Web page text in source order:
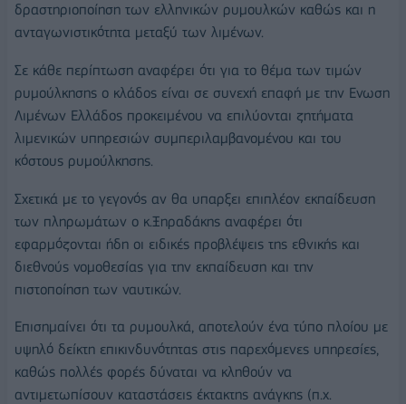
δραστηριοποίηση των ελληνικών ρυμουλκών καθώς και η
ανταγωνιστικότητα μεταξύ των λιμένων.
Σε κάθε περίπτωση αναφέρει ότι για το θέμα των τιμών
ρυμούλκησης ο κλάδος είναι σε συνεχή επαφή με την Ενωση
Λιμένων Ελλάδος προκειμένου να επιλύονται ζητήματα
λιμενικών υπηρεσιών συμπεριλαμβανομένου και του
κόστους ρυμούλκησης.
Σχετικά με το γεγονός αν θα υπαρξει επιπλέον εκπαίδευση
των πληρωμάτων ο κ.Ξηραδάκης αναφέρει ότι
εφαρμόζονται ήδη οι ειδικές προβλέψεις της εθνικής και
διεθνούς νομοθεσίας για την εκπαίδευση και την
πιστοποίηση των ναυτικών.
Επισημαίνει ότι τα ρυμουλκά, αποτελούν ένα τύπο πλοίου με
υψηλό δείκτη επικινδυνότητας στις παρεχόμενες υπηρεσίες,
καθώς πολλές φορές δύναται να κληθούν να
αντιμετωπίσουν καταστάσεις έκτακτης ανάγκης (π.χ.